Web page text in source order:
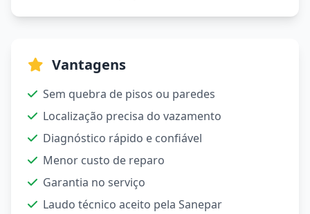
Vantagens
Sem quebra de pisos ou paredes
Localização precisa do vazamento
Diagnóstico rápido e confiável
Menor custo de reparo
Garantia no serviço
Laudo técnico aceito pela Sanepar